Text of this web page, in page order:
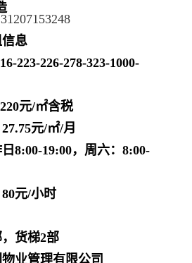
息
223-226-278-323-1000-
元/㎡含税
元/㎡/月
8:00-19:00， 周六：8:00-
元/小时
货梯2部
业管理有限公司